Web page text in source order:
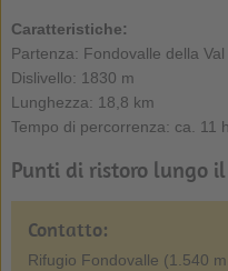
Caratteristiche:
Partenza: Fondovalle della
Dislivello: 1830 m
Lunghezza: 18,8 km
Tempo di percorrenza: ca. 11 h
Punti di ristoro lungo il
Contatto:
Rifugio Fondovalle (1.540